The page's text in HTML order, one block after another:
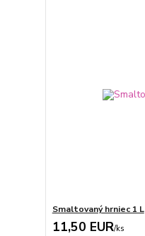
Smaltovaný hrniec 1 L
11,50 EUR/ks